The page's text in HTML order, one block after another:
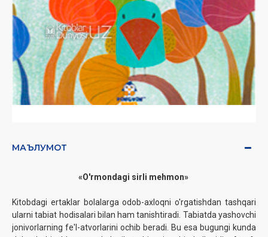
МАЪЛУМОТ
«O'rmondagi sirli mehmon»
Kitobdagi ertaklar bolalarga odob-axloqni o'rgatishdan tashqari
ularni tabiat hodisalari bilan ham tanishtiradi. Tabiatda yashovchi
jonivorlarning fe'l-atvorlarini ochib beradi. Bu esa bugungi kunda